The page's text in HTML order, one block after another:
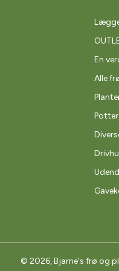
En
Alle
© 2026,Bjarne's frø og